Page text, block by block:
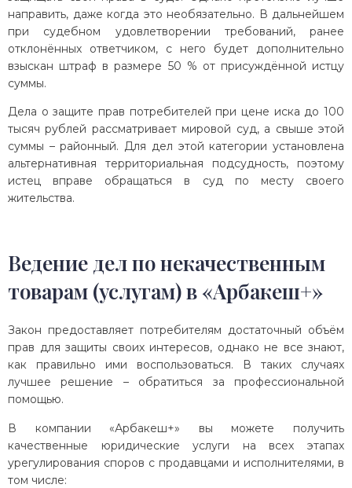
направить, даже когда это необязательно. В дальнейшем
при судебном удовлетворении требований, ранее
отклонённых ответчиком, с него будет дополнительно
взыскан штраф в размере 50 % от присуждённой истцу
суммы.
Дела о защите прав потребителей при цене иска до 100
тысяч рублей рассматривает мировой суд, а свыше этой
суммы – районный. Для дел этой категории установлена
альтернативная территориальная подсудность, поэтому
истец вправе обращаться в суд по месту своего
жительства.
Ведение дел по некачественным
товарам (услугам) в «Арбакеш+»
Закон предоставляет потребителям достаточный объём
прав для защиты своих интересов, однако не все знают,
как правильно ими воспользоваться. В таких случаях
лучшее решение – обратиться за профессиональной
помощью.
В компании «Арбакеш+» вы можете получить
качественные юридические услуги на всех этапах
урегулирования споров с продавцами и исполнителями, в
том числе: